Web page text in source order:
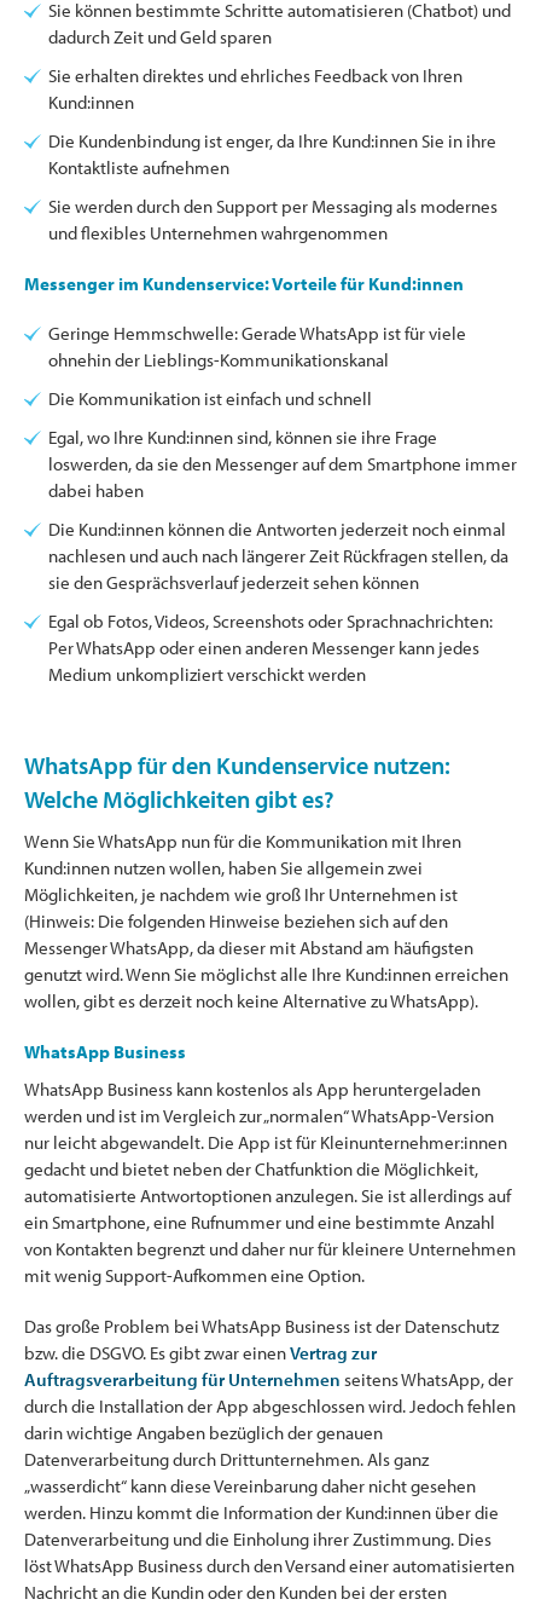
Sie können bestimmte Schritte automatisieren (Chatbot) und
dadurch Zeit und Geld sparen
Sie erhalten direktes und ehrliches Feedback von Ihren
Kund:innen
Die Kundenbindung ist enger, da Ihre Kund:innen Sie in ihre
Kontaktliste aufnehmen
Sie werden durch den Support per Messaging als modernes
und flexibles Unternehmen wahrgenommen
Messenger im Kundenservice: Vorteile für Kund:innen
Geringe Hemmschwelle: Gerade WhatsApp ist für viele
ohnehin der Lieblings-Kommunikationskanal
Die Kommunikation ist einfach und schnell
Egal, wo Ihre Kund:innen sind, können sie ihre Frage
loswerden, da sie den Messenger auf dem Smartphone immer
dabei haben
Die Kund:innen können die Antworten jederzeit noch einmal
nachlesen und auch nach längerer Zeit Rückfragen stellen, da
sie den Gesprächsverlauf jederzeit sehen können
Egal ob Fotos, Videos, Screenshots oder Sprachnachrichten:
Per WhatsApp oder einen anderen Messenger kann jedes
Medium unkompliziert verschickt werden
WhatsApp für den Kundenservice nutzen:
Welche Möglichkeiten gibt es?
Wenn Sie WhatsApp nun für die Kommunikation mit Ihren
Kund:innen nutzen wollen, haben Sie allgemein zwei
Möglichkeiten, je nachdem wie groß Ihr Unternehmen ist
(Hinweis: Die folgenden Hinweise beziehen sich auf den
Messenger WhatsApp, da dieser mit Abstand am häufigsten
genutzt wird. Wenn Sie möglichst alle Ihre Kund:innen erreichen
wollen, gibt es derzeit noch keine Alternative zu WhatsApp).
WhatsApp Business
WhatsApp Business kann kostenlos als App heruntergeladen
werden und ist im Vergleich zur „normalen“ WhatsApp-Version
nur leicht abgewandelt. Die App ist für Kleinunternehmer:innen
gedacht und bietet neben der Chatfunktion die Möglichkeit,
automatisierte Antwortoptionen anzulegen. Sie ist allerdings auf
ein Smartphone, eine Rufnummer und eine bestimmte Anzahl
von Kontakten begrenzt und daher nur für kleinere Unternehmen
mit wenig Support-Aufkommen eine Option.
Das große Problem bei WhatsApp Business ist der Datenschutz
bzw. die DSGVO. Es gibt zwar einenVertrag zur
Auftragsverarbeitung für Unternehmen seitens WhatsApp, der
durch die Installation der App abgeschlossen wird. Jedoch fehlen
darin wichtige Angaben bezüglich der genauen
Datenverarbeitung durch Drittunternehmen. Als ganz
„wasserdicht“ kann diese Vereinbarung daher nicht gesehen
werden. Hinzu kommt die Information der Kund:innen über die
Datenverarbeitung und die Einholung ihrer Zustimmung. Dies
löst WhatsApp Business durch den Versand einer automatisierten
Nachricht an die Kundin oder den Kunden bei der ersten